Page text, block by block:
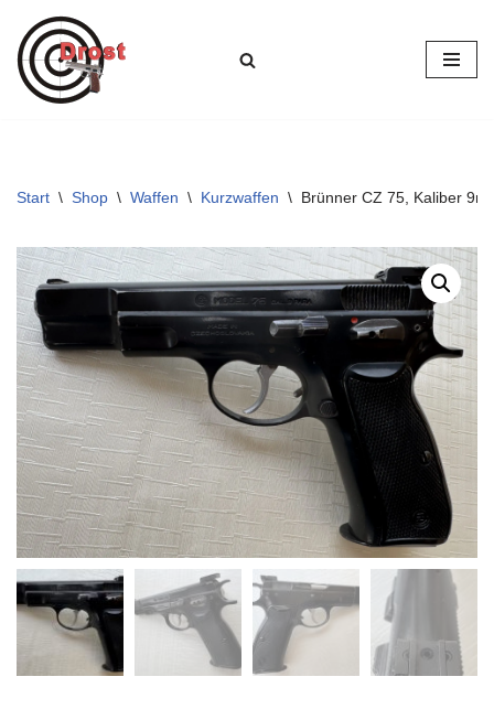
Zum
Inhalt
Start \ Shop \ Waffen \ Kurzwaffen \ Brünner CZ 75, Kaliber